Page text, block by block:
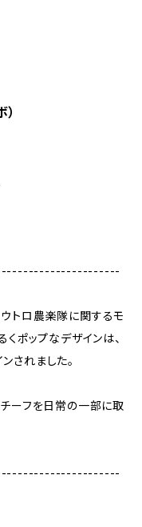
トロ農楽隊に関するモ
くポップなデザインは、
されました。
チーフを日常の一部に取